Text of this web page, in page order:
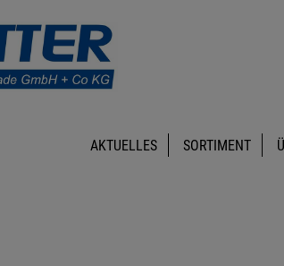
AKTUELLES SORTIMENT